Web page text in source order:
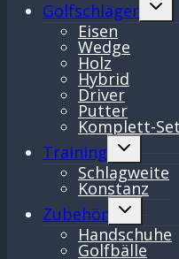
Golfschläger
Eisen
Wedge
Holz
Hybrid
Driver
Putter
Komplett-
Training
Untermenü
Schlagweite
Konstanz
Zubehör
Untermenü
Handschuhe
Golfbälle